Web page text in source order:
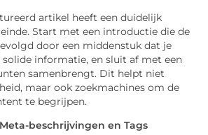
artikel heeft een duidelijk
Start met een introductie die de
door een middenstuk dat je
informatie, en sluit af met een
samenbrengt. Dit helpt niet
maar ook zoekmachines om de
te begrijpen.
beschrijvingen en Tags